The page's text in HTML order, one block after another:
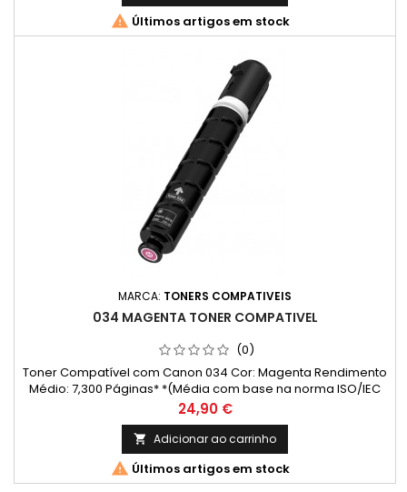
 Últimos artigos em stock
MARCA: TONERS COMPATIVEIS
034 MAGENTA TONER COMPATIVEL
(0)
Toner Compatível com Canon 034 Cor: Magenta Rendimento
Médio: 7,300 Páginas* *(Média com base na norma ISO/IEC
24711 e impressão contínua. O rendimento real varia
consideravelmente com base no conteúdo das páginas
impressas e noutros factores.)
Preço
24,90 €
 Adicionar ao carrinho
 Últimos artigos em stock